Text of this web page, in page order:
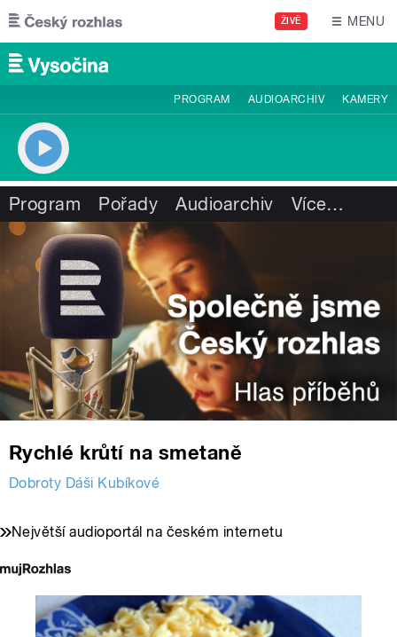
Přejít k hlavnímu obsahu
ŽIVĚ MENU
PROGRAM AUDIOARCHIV KAMERY
Program Pořady Audioarchiv Více…
Rychlé krůtí na smetaně
Dobroty Dáši Kubíkové
Největší audioportál na českém internetu